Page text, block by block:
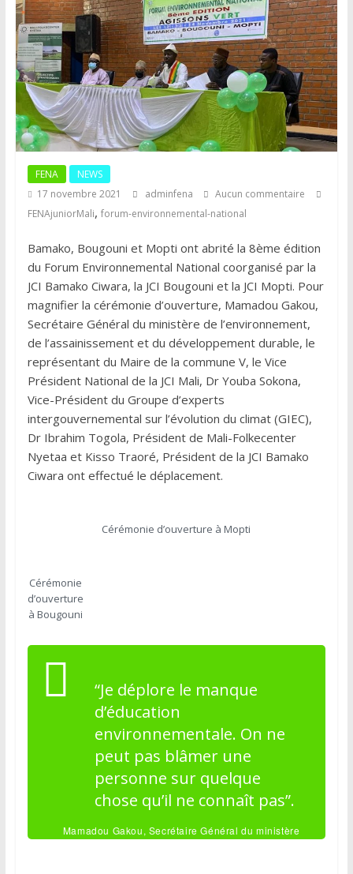
FENA
NEWS
17 novembre 2021
adminfena
Aucun commentaire
FENAjuniorMali, forum-environnemental-national
Bamako, Bougouni et Mopti ont abrité la 8ème édition
du Forum Environnemental National coorganisé par la
JCI Bamako Ciwara, la JCI Bougouni et la JCI Mopti. Pour
magnifier la cérémonie d’ouverture, Mamadou Gakou,
Secrétaire Général du ministère de l’environnement,
de l’assainissement et du développement durable, le
représentant du Maire de la commune V, le Vice
Président National de la JCI Mali, Dr Youba Sokona,
Vice-Président du Groupe d’experts
intergouvernemental sur l’évolution du climat (GIEC),
Dr Ibrahim Togola, Président de Mali-Folkecenter
Nyetaa et Kisso Traoré, Président de la JCI Bamako
Ciwara ont effectué le déplacement.
Cérémonie d’ouverture à Mopti
Cérémonie
d’ouverture
à Bougouni
“Je déplore le manque
d’éducation
environnementale. On ne
peut pas blâmer une
personne sur quelque
chose qu’il ne connaît pas”.
Mamadou Gakou, Secrétaire Général du ministère
de l’environnement, de l’assainissement et du